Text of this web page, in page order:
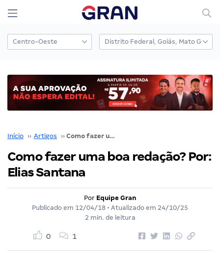
Início ›› Artigos ›› Como fazer uma boa redação? Por: Elias Santana
Como fazer uma boa redação? Por:
Elias Santana
Por Equipe Gran
Publicado em 12/04/18 • Atualizado em 24/10/25
2 min. de leitura
0 1